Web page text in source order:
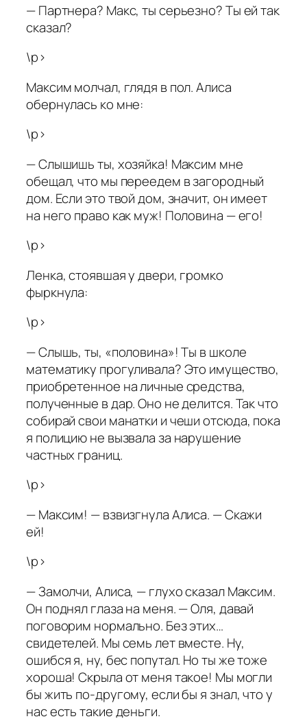
— Партнера? Макс, ты серьезно? Ты ей так
сказал?
\p>
Максим молчал, глядя в пол. Алиса
обернулась ко мне:
\p>
— Слышишь ты, хозяйка! Максим мне
обещал, что мы переедем в загородный
дом. Если это твой дом, значит, он имеет
на него право как муж! Половина — его!
\p>
Ленка, стоявшая у двери, громко
фыркнула:
\p>
— Слышь, ты, «половина»! Ты в школе
математику прогуливала? Это имущество,
приобретенное на личные средства,
полученные в дар. Оно не делится. Так что
собирай свои манатки и чеши отсюда, пока
я полицию не вызвала за нарушение
частных границ.
\p>
— Максим! — взвизгнула Алиса. — Скажи
ей!
\p>
— Замолчи, Алиса, — глухо сказал Максим.
Он поднял глаза на меня. — Оля, давай
поговорим нормально. Без этих…
свидетелей. Мы семь лет вместе. Ну,
ошибся я, ну, бес попутал. Но ты же тоже
хороша! Скрыла от меня такое! Мы могли
бы жить по-другому, если бы я знал, что у
нас есть такие деньги.